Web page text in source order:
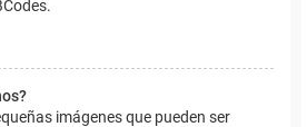
imágenes que pueden ser